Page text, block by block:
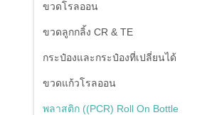
ขวดโรลออน
ขวดลูกกลิ้ง CR & TE
กระป๋องและกระป๋องที่เปลี่ยนได้
ขวดแก้วโรลออน
พลาสติก ((PCR) Roll On Bottle